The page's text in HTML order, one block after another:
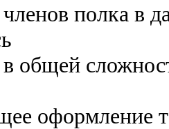
полка в
в общей
оформление